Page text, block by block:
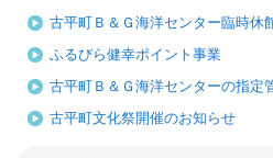
古平町Ｂ＆Ｇ海洋センター臨時休
ふるびら健幸ポイント事業
古平町Ｂ＆Ｇ海洋センターの指定
古平町文化祭開催のお知らせ